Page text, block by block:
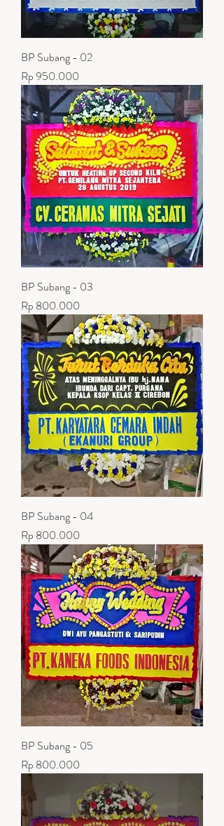
BP Subang - 02
Harga
Rp 950.000
BP Subang - 03
Harga
Rp 800.000
BP Subang - 04
Harga
Rp 800.000
BP Subang - 05
Harga
Rp 800.000